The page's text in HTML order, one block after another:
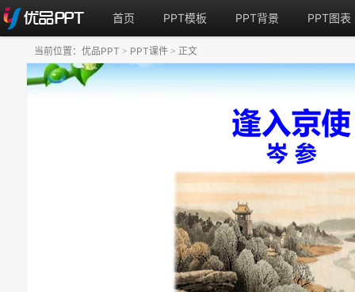
首页 PPT模板 PPT背景 PPT图表
当前位置： 优品PPT > PPT课件 > 正文